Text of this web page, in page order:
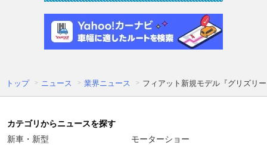
トップ ニュース 業界ニュース フィアット新規モデル『グリズリ
カテゴリからニュースを探す
新車・新型
モーターショー